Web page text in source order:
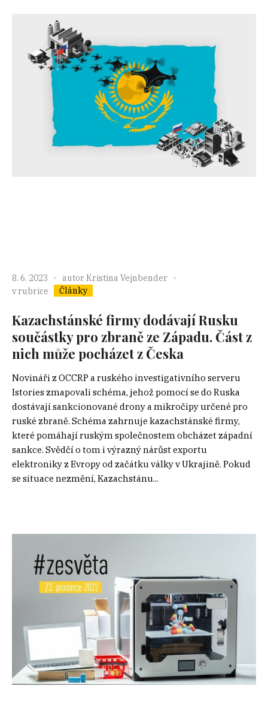
8. 6. 2023 autor Kristina Vejnbender
v rubrice
Články
Kazachstánské firmy dodávají Rusku
součástky pro zbraně ze Západu. Část z
nich může pocházet z Česka
Novináři z OCCRP a ruského investigativního serveru
Istories zmapovali schéma, jehož pomocí se do Ruska
dostávají sankcionované drony a mikročipy určené pro
ruské zbraně. Schéma zahrnuje kazachstánské firmy,
které pomáhají ruským společnostem obcházet západní
sankce. Svědčí o tom i výrazný nárůst exportu
elektroniky z Evropy od začátku války v Ukrajině. Pokud
se situace nezmění, Kazachstánu...